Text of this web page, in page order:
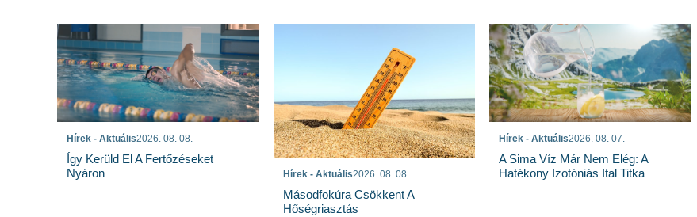
Hírek - Aktuális2026. 08. 08.
Így Kerüld El A Fertőzéseket
Nyáron
Hírek - Aktuális2026. 08. 08.
Másodfokúra Csökkent A
Hőségriasztás
Hírek - Aktuális2026. 08. 07.
A Sima Víz Már Nem Elég: A
Hatékony Izotóniás Ital Titka